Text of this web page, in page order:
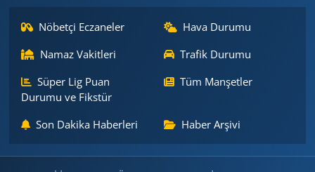
Nöbetçi Eczaneler
Hava Durumu
Namaz Vakitleri
Trafik Durumu
Süper Lig Puan
Durumu ve Fikstür
Tüm Manşetler
Son Dakika Haberleri Haber Arşivi